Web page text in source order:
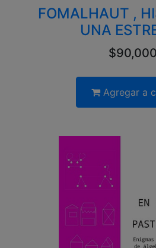
FOMALHAUT ,
UNA
$90,000
Agregar a